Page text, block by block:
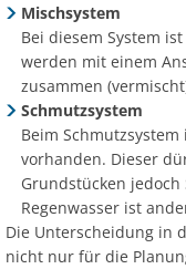
Mischsystem
Bei diesem System
werden mit einem
zusammen
Schmutzsystem
Beim
vorhanden. Dieser
Grundstücken
Regenwasser ist
Die Unterscheidung in
nicht nur für die